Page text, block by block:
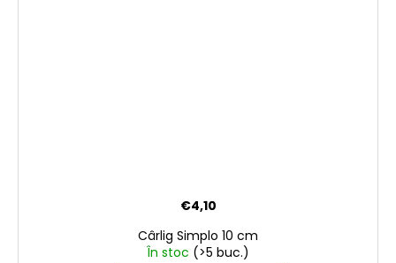
Cârlig Simplo 10 cm
În stoc (>5 buc.)
€4,10